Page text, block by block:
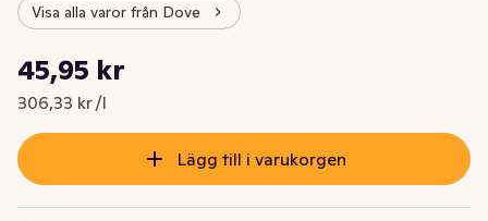
Visa alla varor från Dove
Nuvarande pris är: 45,95 kr
45,95 kr
306,33 kr /l
Styckpris: 306,33 kr /l
Lägg till i varukorgen